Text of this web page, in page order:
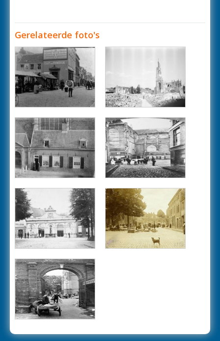
Gerelateerde foto's